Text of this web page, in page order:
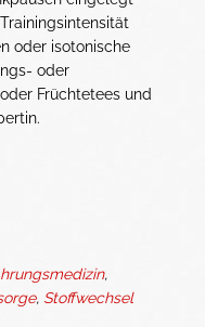
oder isotonische
oder
Früchtetees und
,
, Stoffwechsel